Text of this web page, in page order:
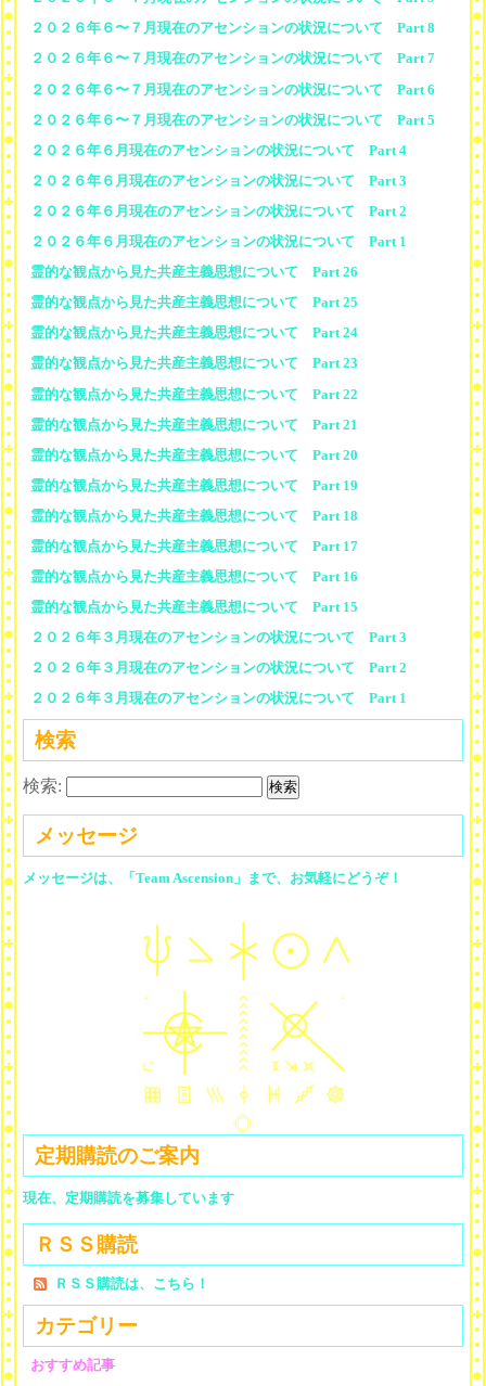
２０２６年６〜７月現在のアセンションの状況について Part 8
２０２６年６〜７月現在のアセンションの状況について Part 7
２０２６年６〜７月現在のアセンションの状況について Part 6
２０２６年６〜７月現在のアセンションの状況について Part 5
２０２６年６月現在のアセンションの状況について Part 4
２０２６年６月現在のアセンションの状況について Part 3
２０２６年６月現在のアセンションの状況について Part 2
２０２６年６月現在のアセンションの状況について Part 1
霊的な観点から見た共産主義思想について Part 26
霊的な観点から見た共産主義思想について Part 25
霊的な観点から見た共産主義思想について Part 24
霊的な観点から見た共産主義思想について Part 23
霊的な観点から見た共産主義思想について Part 22
霊的な観点から見た共産主義思想について Part 21
霊的な観点から見た共産主義思想について Part 20
霊的な観点から見た共産主義思想について Part 19
霊的な観点から見た共産主義思想について Part 18
霊的な観点から見た共産主義思想について Part 17
霊的な観点から見た共産主義思想について Part 16
霊的な観点から見た共産主義思想について Part 15
２０２６年３月現在のアセンションの状況について Part 3
２０２６年３月現在のアセンションの状況について Part 2
２０２６年３月現在のアセンションの状況について Part 1
検索
検索:
メッセージ
メッセージは、「Team Ascension」まで、お気軽にどうぞ！
定期購読のご案内
現在、定期購読を募集しています
ＲＳＳ購読
ＲＳＳ購読は、こちら！
カテゴリー
おすすめ記事